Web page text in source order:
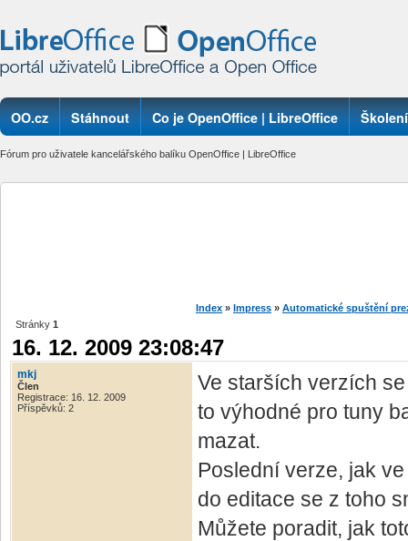
OO.cz Stáhnout Co je OpenOffice | LibreOffice Školení
Fórum pro uživatele kancelářského balíku OpenOffice | LibreOffice
Index » Impress » Automatické spuštění
Stránky 1
16. 12. 2009 23:08:47
mkj
Člen
Registrace: 16. 12. 2009
Příspěvků: 2
Ve starších verzích
to výhodné pro tuny
mazat.
Poslední verze, jak
do editace se z toho
Můžete poradit, jak